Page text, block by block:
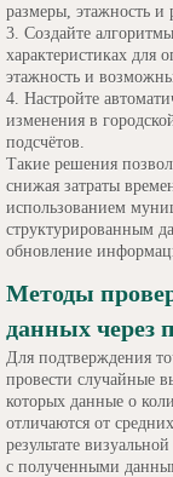
размеры, этажность
Создайте
характеристиках для
этажность и
Настройте
изменения в
подсчётов.
Такие решения
снижая затраты
использованием
структурированным
обновление
Методы
данных через
Для подтверждения
провести случайные
которых данные о
отличаются от
результате
с полученными